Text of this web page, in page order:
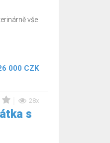
vše
000 CZK
28x
s